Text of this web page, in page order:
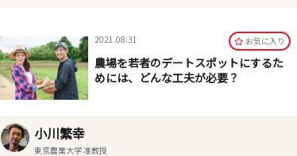
2021.08.31 お気に⼊り
農場を若者のデートスポットにするた
めには、どんな工夫が必要？
小川繁幸
東京農業大学 准教授